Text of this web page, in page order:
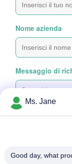
Nome azienda
Messaggio di
Attachare file
Ms. Jane
Good day, what